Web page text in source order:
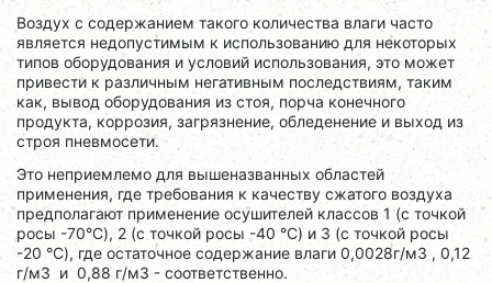
Воздух с содержанием такого количества влаги часто
является недопустимым к использованию для некоторых
типов оборудования и условий использования, это может
привести к различным негативным последствиям, таким
как, вывод оборудования из стоя, порча конечного
продукта, коррозия, загрязнение, обледенение и выход из
строя пневмосети.
Это неприемлемо для вышеназванных областей
применения, где требования к качеству сжатого воздуха
предполагают применение осушителей классов 1 (с точкой
росы -70°C), 2 (с точкой росы -40 °C) и 3 (с точкой росы
-20 °C), где остаточное содержание влаги 0,0028г/м3 , 0,12
г/м3 и 0,88 г/м3 - соответственно.